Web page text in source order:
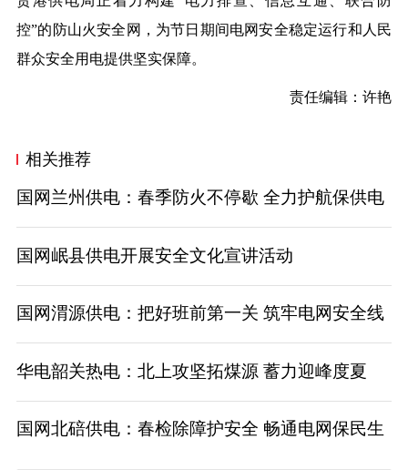
控”的防山火安全网，为节日期间电网安全稳定运行和人民
群众安全用电提供坚实保障。
责任编辑：许艳
相关推荐
国网兰州供电：春季防火不停歇 全力护航保供电
国网岷县供电开展安全文化宣讲活动
国网渭源供电：把好班前第一关 筑牢电网安全线
华电韶关热电：北上攻坚拓煤源 蓄力迎峰度夏
国网北碚供电：春检除障护安全 畅通电网保民生